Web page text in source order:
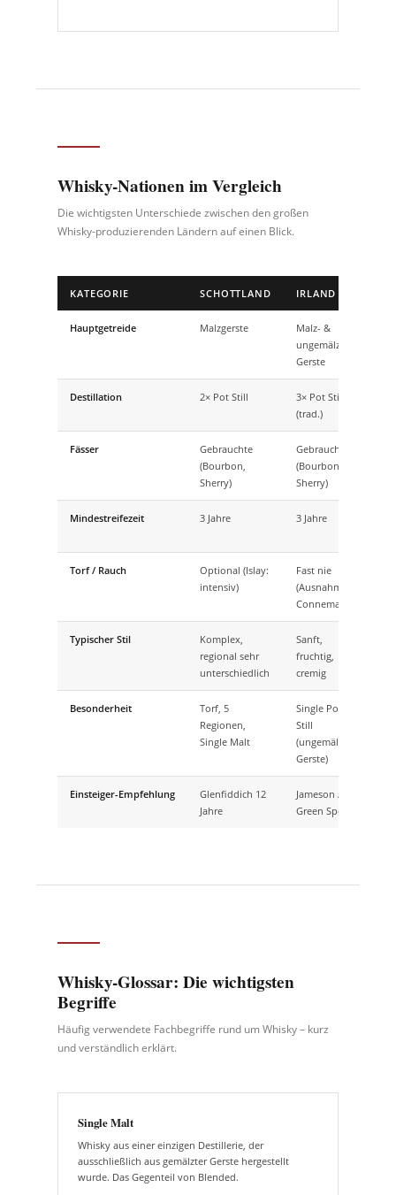
Whisky-Nationen im Vergleich
Die wichtigsten Unterschiede zwischen den großen
Whisky-produzierenden Ländern auf einen Blick.
KATEGORIE SCHOTTLAND IRLAND
Hauptgetreide Malzgerste
Malz- &
ungemälzte
Gerste
Destillation 2× Pot Still
3× Pot Still
(trad.)
Fässer
Gebrauchte
(Bourbon,
Sherry)
Gebrauchte
(Bourbon,
Sherry)
Mindestreifezeit 3 Jahre 3 Jahre
Torf / Rauch
Optional (Islay:
intensiv)
Fast nie
(Ausnahme:
Connemara)
Typischer Stil
Komplex,
regional sehr
unterschiedlich
Sanft,
fruchtig,
cremig
Besonderheit
Torf, 5
Regionen,
Single Malt
Single Pot
Still
(ungemälzte
Gerste)
Einsteiger-Empfehlung
Glenfiddich 12
Jahre
Jameson /
Green Spot
Whisky-Glossar: Die wichtigsten
Begriffe
Häufig verwendete Fachbegriffe rund um Whisky – kurz
und verständlich erklärt.
Single Malt
Whisky aus einer einzigen Destillerie, der
ausschließlich aus gemälzter Gerste hergestellt
wurde. Das Gegenteil von Blended.